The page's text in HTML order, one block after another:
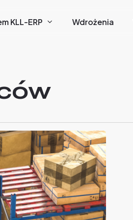
KLL-ERP Wdrożenia